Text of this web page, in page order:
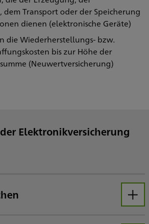
Transport oder der Speicherung
dienen (elektronische Geräte)
die Wiederherstellungs- bzw.
bis zur Höhe der
(Neuwertversicherung)
Elektronikversicherung
Öffnen